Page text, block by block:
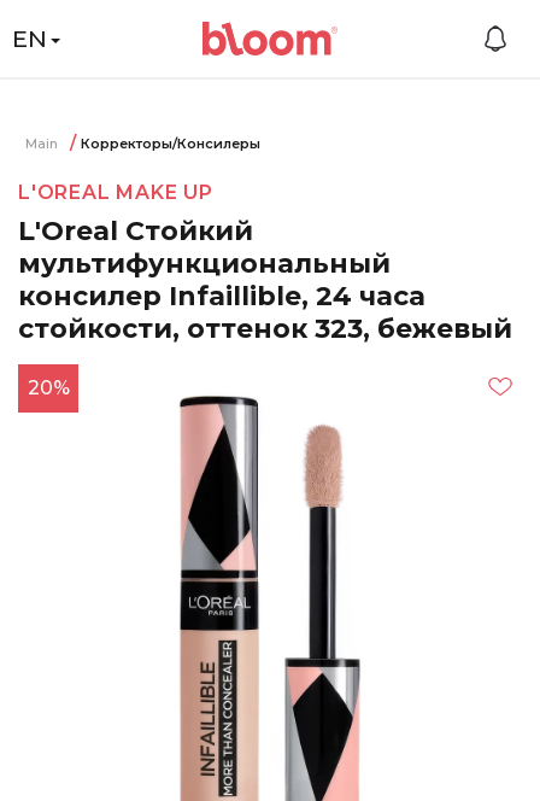
EN
Main Корректоры/Консилеры
L'OREAL MAKE UP
L'Oreal Стойкий
мультифункциональный
консилер Infaillible, 24 часа
стойкости, оттенок 323, бежевый
20%